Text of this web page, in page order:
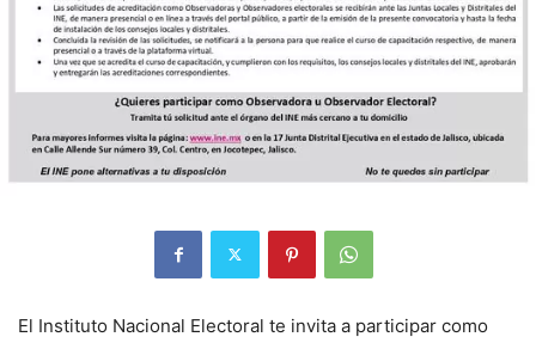
El Instituto Nacional Electoral te invita a participar como